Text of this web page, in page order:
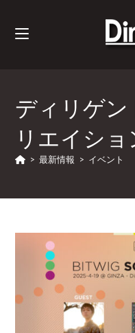
ディリゲン
リエイショ
> 最新情報 > イベント